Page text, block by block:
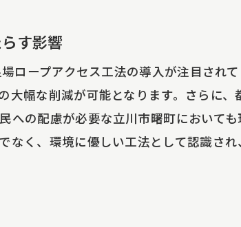
工体制の確立
させる無足場ロープアクセス工法の革新
工法の進化
めの最新ツールと技術
す影響
ロープアクセス工法の導入が注目され
幅な削減が可能となります。さらに
への配慮が必要な立川市曙町において
なく、環境に優しい工法として認識さ